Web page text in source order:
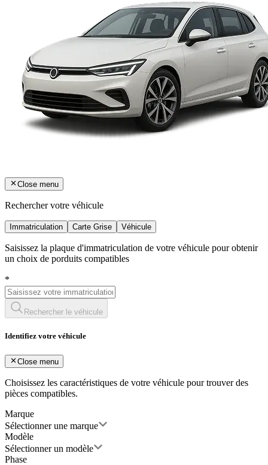
Close menu
Rechercher votre véhicule
Immatriculation Carte Grise Véhicule
Saisissez la plaque d'immatriculation de votre véhicule pour obtenir
un choix de porduits compatibles
*
Rechercher le véhicule
Identifiez votre véhicule
Close menu
Choisissez les caractéristiques de votre véhicule pour trouver des
pièces compatibles.
Marque
Sélectionner une marque
Modèle
Sélectionner un modèle
Phase